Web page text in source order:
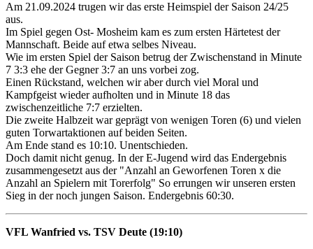
Am 21.09.2024 trugen wir das erste Heimspiel der Saison 24/25
aus.
Im Spiel gegen Ost- Mosheim kam es zum ersten Härtetest der
Mannschaft. Beide auf etwa selbes Niveau.
Wie im ersten Spiel der Saison betrug der Zwischenstand in Minute
7 3:3 ehe der Gegner 3:7 an uns vorbei zog.
Einen Rückstand, welchen wir aber durch viel Moral und
Kampfgeist wieder aufholten und in Minute 18 das
zwischenzeitliche 7:7 erzielten.
Die zweite Halbzeit war geprägt von wenigen Toren (6) und vielen
guten Torwartaktionen auf beiden Seiten.
Am Ende stand es 10:10. Unentschieden.
Doch damit nicht genug. In der E-Jugend wird das Endergebnis
zusammengesetzt aus der "Anzahl an Geworfenen Toren x die
Anzahl an Spielern mit Torerfolg" So errungen wir unseren ersten
Sieg in der noch jungen Saison. Endergebnis 60:30.
VFL Wanfried vs. TSV Deute (19:10)